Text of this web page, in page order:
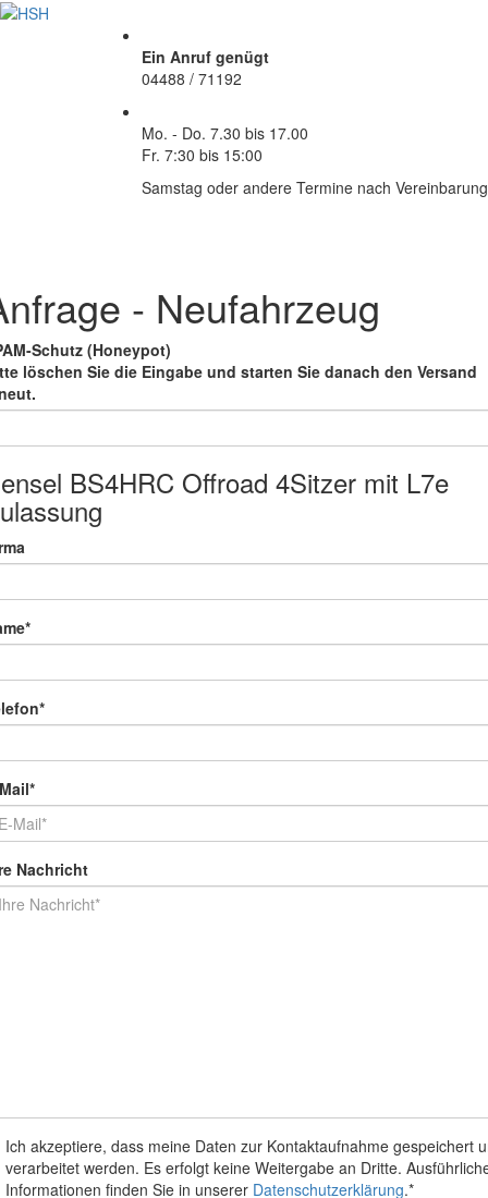
Ein Anruf genügt
04488 / 71192
Mo. - Do. 7.30 bis 17.00
Fr. 7:30 bis 15:00
Samstag oder andere Termine nach Vereinbarung
- Neufahrzeug
Schutz (Honeypot)
löschen Sie die Eingabe und starten Sie danach den Versand
BS4HRC Offroad 4Sitzer mit L7e
Nachricht
Ich akzeptiere, dass meine Daten zur Kontaktaufnahme gespeichert
verarbeitet werden. Es erfolgt keine Weitergabe an Dritte.
Informationen finden Sie in unserer Datenschutzerklärung.*